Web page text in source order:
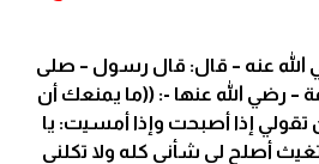
عنه – قال: قال رسول – صلى
– رضي الله عنها -: ((ما يمنعك أن
إذا أصبحت وإذا أمسيت: يا
أصلح لي شأني كله ولا تكلني